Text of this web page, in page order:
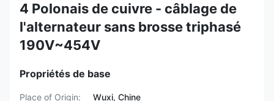
4 Polonais de cuivre - câblage de
l'alternateur sans brosse triphasé
190V~454V
Propriétés de base
Place of Origin:
Wuxi, Chine